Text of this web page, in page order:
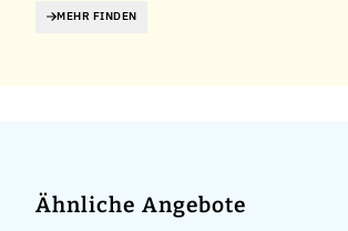
MEHR FINDEN
Ähnliche Angebote